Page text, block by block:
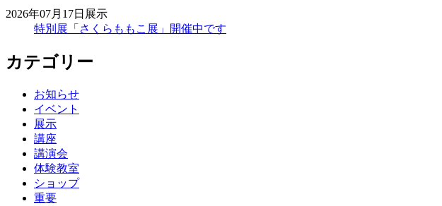
2026年07月17日 展示
特別展「さくらももこ展」開催中です
カテゴリー
お知らせ
イベント
展示
講座
講演会
体験教室
ショップ
重要